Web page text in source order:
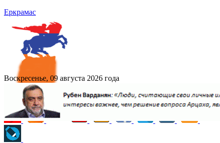
Еркрамас
Воскресенье, 09 августа 2026 года